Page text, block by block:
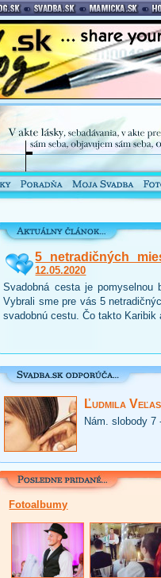
5 netradičných
12.05.2020
Svadobná cesta je pomyselnou
Vybrali sme pre vás 5
svadobnú cestu. Čo takto Karibik
Ľudmila
Nám. slobody 7
Fotoalbumy